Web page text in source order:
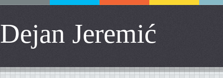
Dejan Jeremić